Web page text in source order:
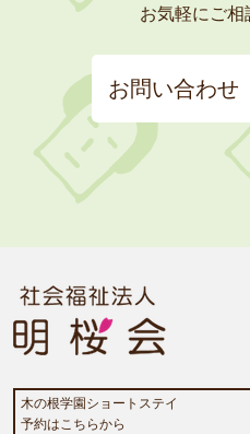
お気軽にご相
お問い合わせ
木の根学園ショートステイ
予約はこちらから